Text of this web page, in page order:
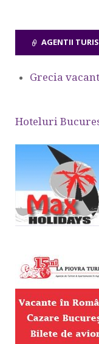
AGENTII
Grecia
Hoteluri